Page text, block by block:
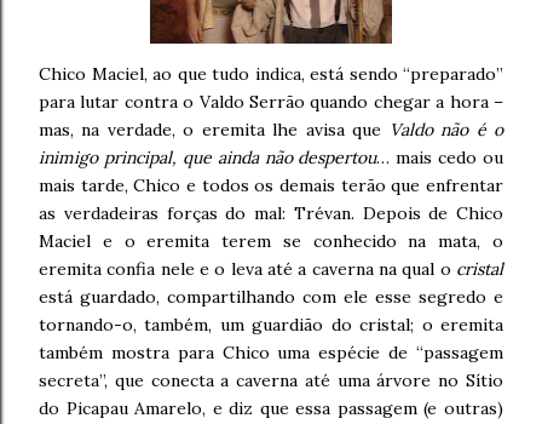
Chico Maciel, ao que tudo indica, está sendo “preparado”
para lutar contra o Valdo Serrão quando chegar a hora –
mas, na verdade, o eremita lhe avisa que Valdo não é o
inimigo principal, que ainda não despertou… mais cedo ou
mais tarde, Chico e todos os demais terão que enfrentar
as verdadeiras forças do mal: Trévan. Depois de Chico
Maciel e o eremita terem se conhecido na mata, o
eremita confia nele e o leva até a caverna na qual o cristal
está guardado, compartilhando com ele esse segredo e
tornando-o, também, um guardião do cristal; o eremita
também mostra para Chico uma espécie de “passagem
secreta”, que conecta a caverna até uma árvore no Sítio
do Picapau Amarelo, e diz que essa passagem (e outras)